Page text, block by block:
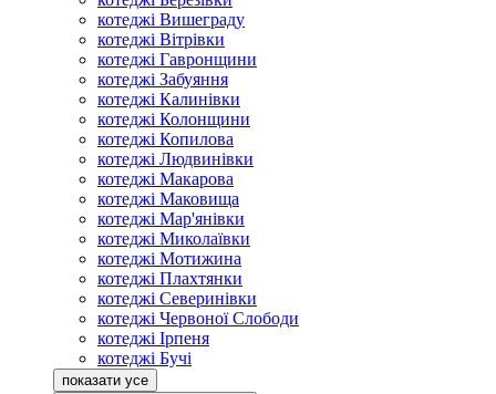
котеджі Вишеграду
котеджі Вітрівки
котеджі Гавронщини
котеджі Забуяння
котеджі Калинівки
котеджі Колонщини
котеджі Копилова
котеджі Людвинівки
котеджі Макарова
котеджі Маковища
котеджі Мар'янівки
котеджі Миколаївки
котеджі Мотижина
котеджі Плахтянки
котеджі Северинівки
котеджі Червоної Слободи
котеджі Ірпеня
котеджі Бучі